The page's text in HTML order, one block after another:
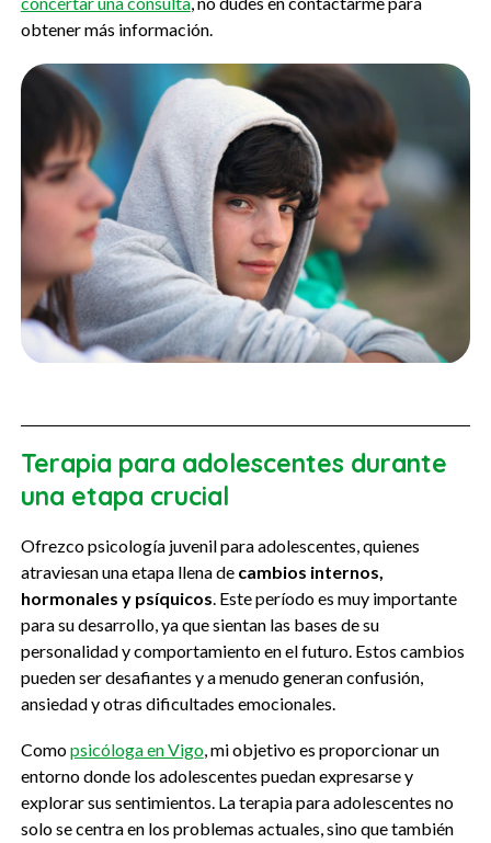
obtener más información.
Terapia para adolescentes durante
una etapa crucial
Ofrezco psicología juvenil para adolescentes, quienes
atraviesan unaetapa llena de cambios internos,
hormonales y psíquicos. Este período es muy importante
para su desarrollo, ya que sientan las bases de su
personalidad y comportamiento en el futuro. Estos cambios
pueden ser desafiantes y a menudo generan confusión,
ansiedad y otras dificultades emocionales.
Comopsicóloga en Vigo, mi objetivo es proporcionar un
entorno donde los adolescentes puedan expresarse y
explorar sus sentimientos. La terapia para adolescentes no
solo se centra en los problemas actuales, sino que también